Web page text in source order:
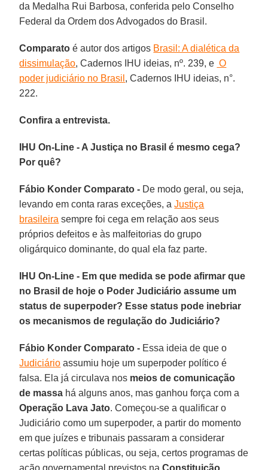
da Medalha Rui Barbosa, conferida pelo Conselho
Federal da Ordem dos Advogados do Brasil.
Comparato é autor dos artigos Brasil: A dialética da
dissimulação, Cadernos IHU ideias, nº. 239, e O
poder judiciário no Brasil , Cadernos IHU ideias, n°.
222.
Confira a entrevista.
IHU On-Line - A Justiça no Brasil é mesmo cega?
Por quê?
Fábio Konder Comparato - De modo geral, ou seja,
levando em conta raras exceções, aJustiça
brasileira sempre foi cega em relação aos seus
próprios defeitos e às malfeitorias do grupo
oligárquico dominante, do qual ela faz parte.
IHU On-Line - Em que medida se pode afirmar que
no Brasil de hoje o Poder Judiciário assume um
status de superpoder? Esse status pode inebriar
os mecanismos de regulação do Judiciário?
Fábio Konder Comparato - Essa ideia de que o
Judiciário assumiu hoje um superpoder político é
falsa. Ela já circulava nos meios de comunicação
de massa há alguns anos, mas ganhou força com a
Operação Lava Jato. Começou-se a qualificar o
Judiciário como um superpoder, a partir do momento
em que juízes e tribunais passaram a considerar
certas políticas públicas, ou seja, certos programas de
ação governamental previstos naConstituição